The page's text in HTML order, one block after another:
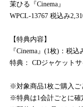
茉ひる『Cinema』
WPCL-13767 税込み
【特典内容】
『Cinema』(1枚)：税
特典： CDジャケット
※対象商品1枚ご購入ご
※特典は1会計ごとに確